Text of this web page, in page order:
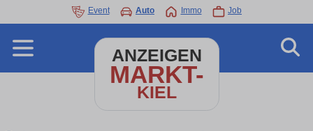
Event Auto Immo Job
ANZEIGEN
MARKT-
KIEL